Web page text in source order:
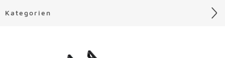
Kategorien